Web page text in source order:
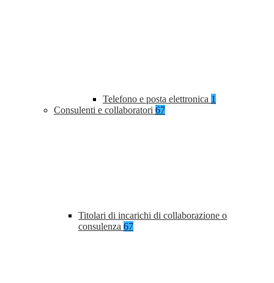
Telefono e posta elettronica 1
Consulenti e collaboratori 67
Titolari di incarichi di collaborazione o
consulenza 67